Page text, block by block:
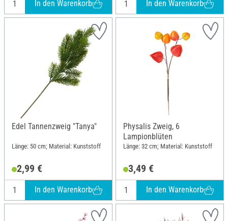
In den Warenkorb In den Warenkorb
Edel Tannenzweig "Tanya"
Länge: 50 cm; Material: Kunststoff
2,99 €
In den Warenkorb
Physalis Zweig, 6
Lampionblüten
Länge: 32 cm; Material: Kunststoff
3,49 €
In den Warenkorb